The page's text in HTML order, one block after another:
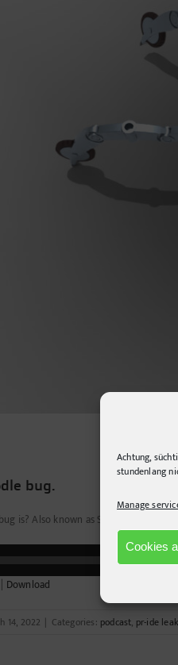
Achtung,
stundenlang
Manage
Cookies
bug.
is? Also known as Scrambolas,
Download
14, 2022 | Categories: podcast, pr-ide